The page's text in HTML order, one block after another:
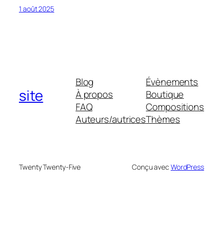
1 août 2025
site
Blog
À propos
FAQ
Auteurs/autrices
Évènements
Boutique
Compositions
Thèmes
Twenty Twenty-Five Conçu avec WordPress